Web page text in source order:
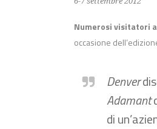
Numerosi visitatori
occasione
Denver
Adamant
di